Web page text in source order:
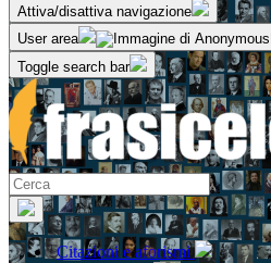
Attiva/disattiva navigazione
User area
Toggle search bar
Citazioni e aforismi